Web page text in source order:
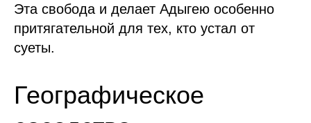
Эта свобода и делает Адыгею особенно
притягательной для тех, кто устал от
суеты.
Географическое